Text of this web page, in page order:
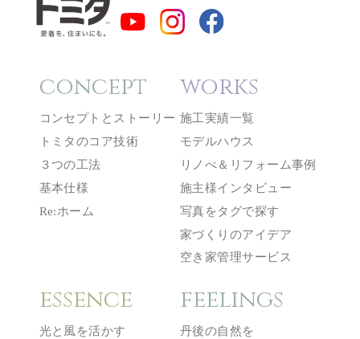
concept
コンセプトとストーリー
トミタのコア技術
３つの工法
基本仕様
Re:ホーム
works
施工実績一覧
モデルハウス
リノべ＆リフォーム事例
施主様インタビュー
写真をタグで探す
家づくりのアイデア
空き家管理サービス
essence
光と風を活かす
feelings
丹後の自然を